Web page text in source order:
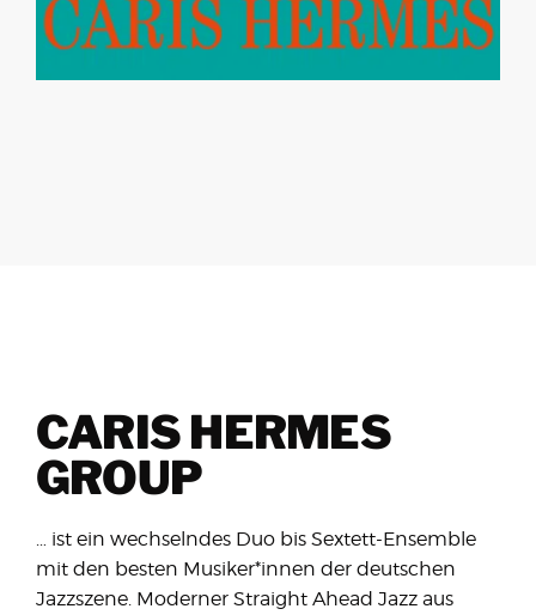
CARIS HERMES
GROUP
… ist ein wechselndes Duo bis Sextett-Ensemble
mit den besten Musiker*innen der deutschen
Jazzszene. Moderner Straight Ahead Jazz aus